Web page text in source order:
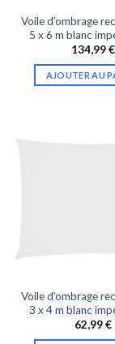
Voile d’ombrage
5 x 6 m blanc
134,99€
AJOUTER AU
Voile d’ombrage
3 x 4 m blanc
62,99€